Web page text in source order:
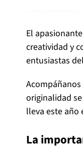
El
creatividad y
entusiastas
Acompáñanos
originalidad
lleva este año
La